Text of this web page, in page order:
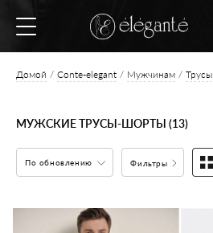
Домой Conte-elegant Мужчинам Трусы
МУЖСКИЕ ТРУСЫ-ШОРТЫ (13)
По обновлению Фильтры